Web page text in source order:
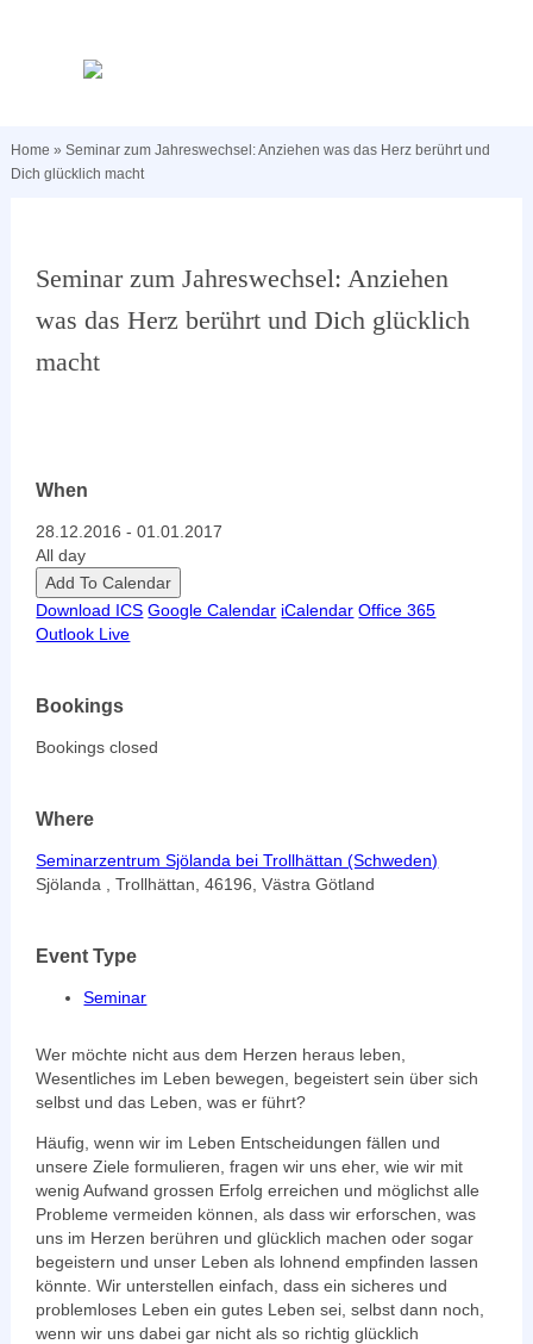
Home » Seminar zum Jahreswechsel: Anziehen was das Herz berührt und
Dich glücklich macht
Seminar zum Jahreswechsel: Anziehen
was das Herz berührt und Dich glücklich
macht
When
28.12.2016 - 01.01.2017
All day
Add To Calendar
Download ICS Google Calendar iCalendar Office 365
Outlook Live
Bookings
Bookings closed
Where
Seminarzentrum Sjölanda bei Trollhättan (Schweden)
Sjölanda , Trollhättan, 46196, Västra Götland
Event Type
Seminar
Wer möchte nicht aus dem Herzen heraus leben,
Wesentliches im Leben bewegen, begeistert sein über sich
selbst und das Leben, was er führt?
Häufig, wenn wir im Leben Entscheidungen fällen und
unsere Ziele formulieren, fragen wir uns eher, wie wir mit
wenig Aufwand grossen Erfolg erreichen und möglichst alle
Probleme vermeiden können, als dass wir erforschen, was
uns im Herzen berühren und glücklich machen oder sogar
begeistern und unser Leben als lohnend empfinden lassen
könnte. Wir unterstellen einfach, dass ein sicheres und
problemloses Leben ein gutes Leben sei, selbst dann noch,
wenn wir uns dabei gar nicht als so richtig glücklich